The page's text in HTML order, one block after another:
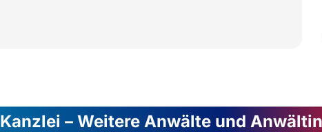
Kanzlei – Weitere Anwälte und